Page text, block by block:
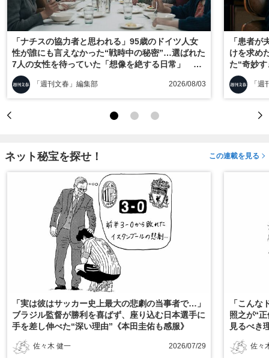
「ナチスの協力者と思われる」95歳のドイツ人女
性が誰にも言えなかった“戦時中の秘密”…選ばれた
7人の女性を待っていた「想像を絶する日常」
『ヒトラーの毒見役』を採点！
「週刊文春」編集部 2026/08/03
「患者が
けを求め
た“奇妙
ス』を採
「
ネット秘宝を探せ！ この連載を見る
「実は彼はサッカー史上最大の悲劇の当事者で…」
ブラジル監督が勝利を喜ばず、座り込む日本選手に
手を差し伸べた“深い理由”《本田圭佑も感服》
佐々木 健一 2026/07/29
「こんな
照之が“
見るべき
佐々